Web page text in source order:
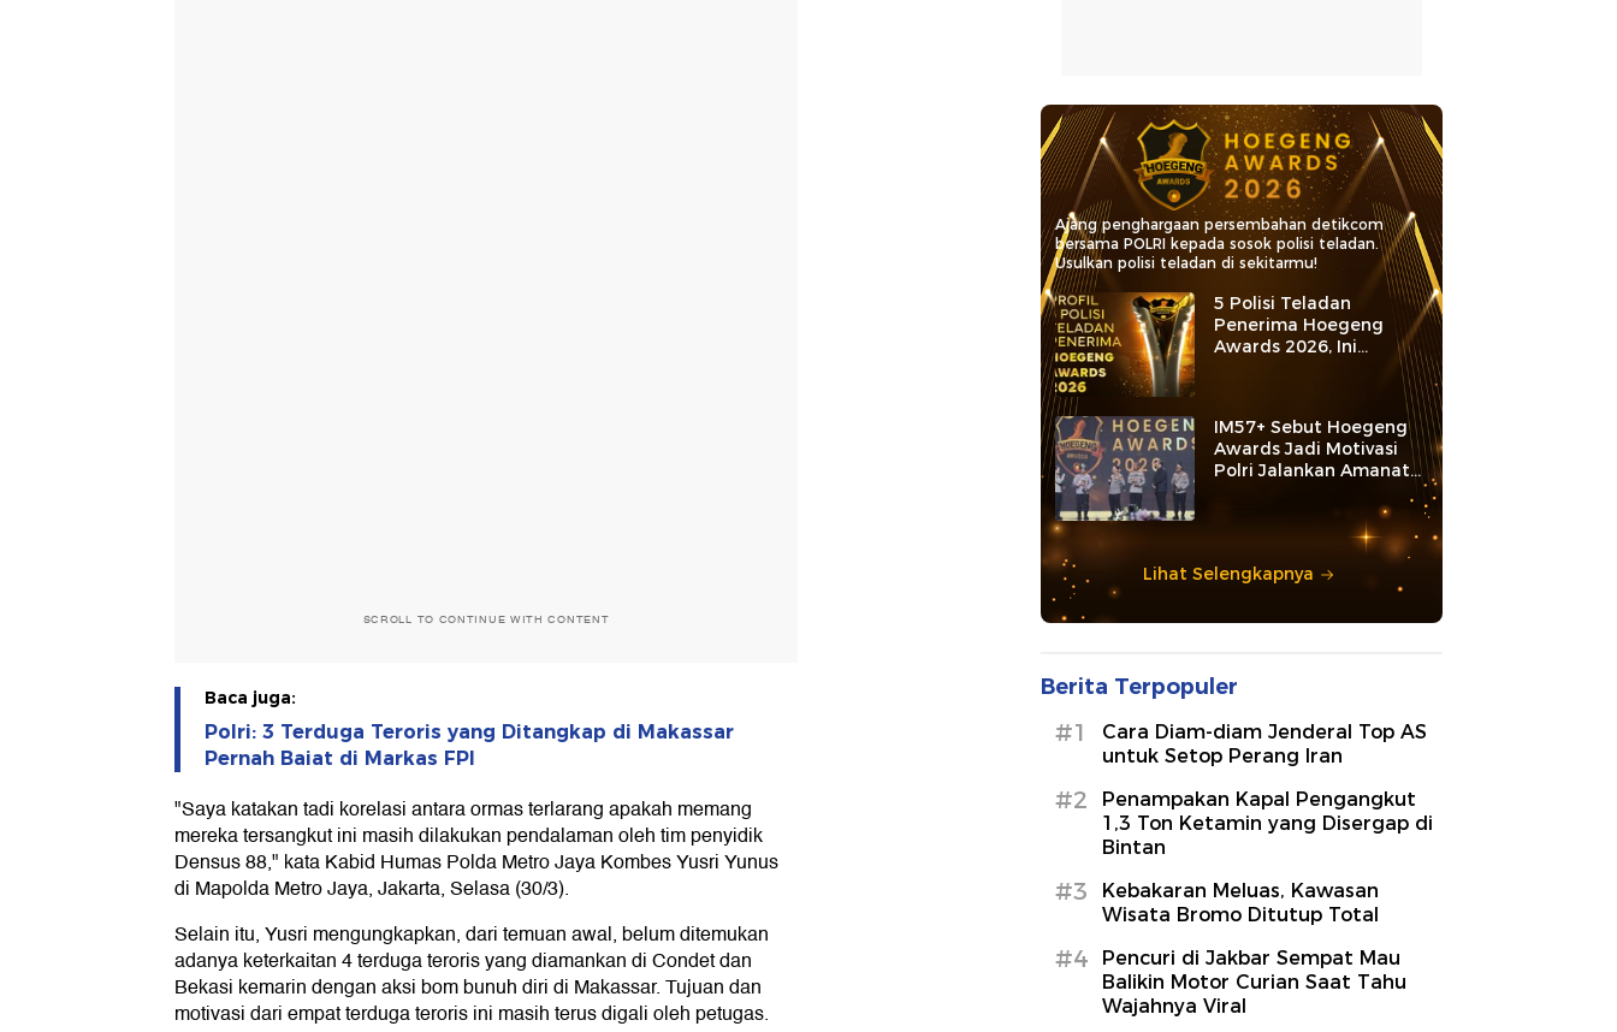
SCROLL TO CONTINUE WITH CONTENT
Baca juga:
Polri: 3 Terduga Teroris yang Ditangkap di Makassar
Pernah Baiat di Markas FPI
"Saya katakan tadi korelasi antara ormas terlarang apakah memang
mereka tersangkut ini masih dilakukan pendalaman oleh tim penyidik
Densus 88," kata Kabid Humas Polda Metro Jaya Kombes Yusri Yunus
di Mapolda Metro Jaya, Jakarta, Selasa (30/3).
Selain itu, Yusri mengungkapkan, dari temuan awal, belum ditemukan
adanya keterkaitan 4 terduga teroris yang diamankan di Condet dan
Bekasi kemarin dengan aksi bom bunuh diri di Makassar. Tujuan dan
motivasi dari empat terduga teroris ini masih terus digali oleh petugas.
Ajang penghargaan persembahan detikcom
bersama POLRI kepada sosok polisi teladan.
Usulkan polisi teladan di sekitarmu!
5 Polisi Teladan
Penerima Hoegeng
Awards 2026, Ini
Kategori dan Kiprahnya
IM57+ Sebut Hoegeng
Awards Jadi Motivasi
Polri Jalankan Amanat
Lihat Selengkapnya
Berita Terpopuler
#1
Cara Diam-diam Jenderal Top AS
untuk Setop Perang Iran
#2
Penampakan Kapal Pengangkut
1,3 Ton Ketamin yang Disergap di
Bintan
#3
Kebakaran Meluas, Kawasan
Wisata Bromo Ditutup Total
#4
Pencuri di Jakbar Sempat Mau
Balikin Motor Curian Saat Tahu
Wajahnya Viral